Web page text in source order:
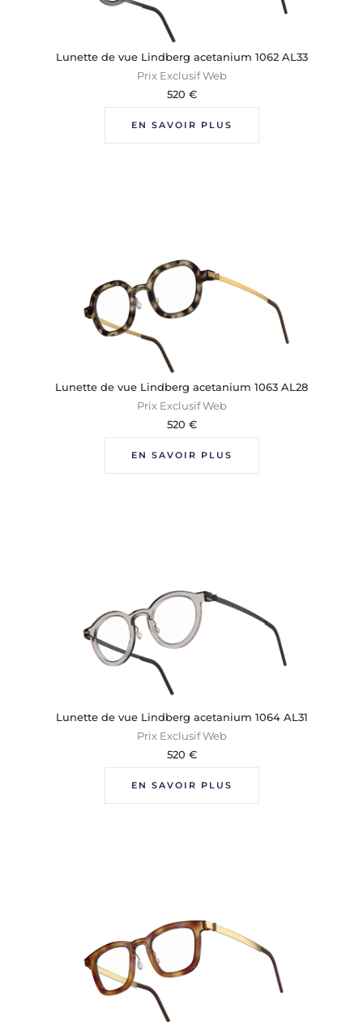
Lunette de vue Lindberg acetanium 1062 AL33
Prix Exclusif Web
520 €
EN SAVOIR PLUS
Lunette de vue Lindberg acetanium 1063 AL28
Prix Exclusif Web
520 €
EN SAVOIR PLUS
Lunette de vue Lindberg acetanium 1064 AL31
Prix Exclusif Web
520 €
EN SAVOIR PLUS